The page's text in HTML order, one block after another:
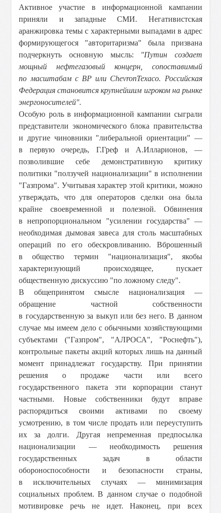
Активное участие в информационной кампании
приняли и западные СМИ. Негативистская
аранжировка темы с характерными выпадами в адрес
формирующегося "авторитаризма" была призвана
подчеркнуть основную мысль:
"Путин создает
мощный нефтегазовый концерн, сопоставимый
по масштабам с ВР или ChevronTexaco. Российская
Федерация становится крупнейшим игроком на рынке
энергоносителей".
Особую роль в информационной кампании сыграли
представители экономического блока правительства
и другие чиновники "либеральной ориентации" —
в первую очередь, Г.Греф и А.Илларионов, —
позволившие себе демонстративную критику
политики "ползучей национализации" в исполнении
"Газпрома". Учитывая характер этой критики, можно
утверждать, что для операторов сделки она была
крайне своевременной и полезной. Обвинения
в непропорциональном "усилении государства" —
необходимая дымовая завеса для столь масштабных
операций по его обескровливанию. Вброшенный
в общество термин "национализация", якобы
характеризующий происходящее, пускает
общественную дискуссию "по ложному следу".
В общепринятом смысле национализация —
обращение частной собственности
в государственную за выкуп или без него. В данном
случае мы имеем дело с обычными хозяйствующими
субъектами ("Газпром", "АЛРОСА", "Роснефть"),
контрольные пакеты акций которых лишь на данный
момент принадлежат государству. При принятии
решения о продаже части или всего
государственного пакета эти корпорации станут
частными. Новые собственники будут вправе
распорядиться своими активами по своему
усмотрению, в том числе продать или переуступить
их за долги. Другая непременная предпосылка
национализации — необходимость решения
государственных задач в области
обороноспособности и безопасности страны,
в исключительных случаях — минимизация
социальных проблем. В данном случае о подобной
мотивировке речь не идет. Наконец, при всех